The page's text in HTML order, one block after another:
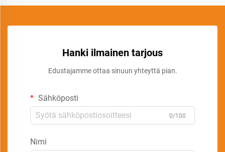
Hanki ilmainen tarjous
Edustajamme ottaa sinuun yhteyttä pian.
Sähköposti
0/100
Nimi